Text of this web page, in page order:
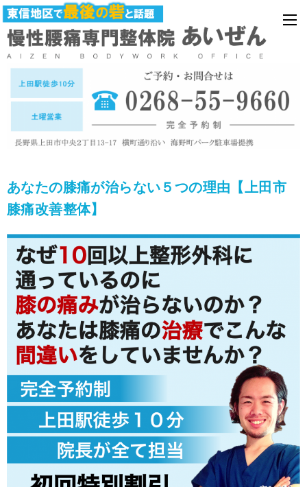
あなたの膝痛が治らない５つの理由【上田市
膝痛改善整体】